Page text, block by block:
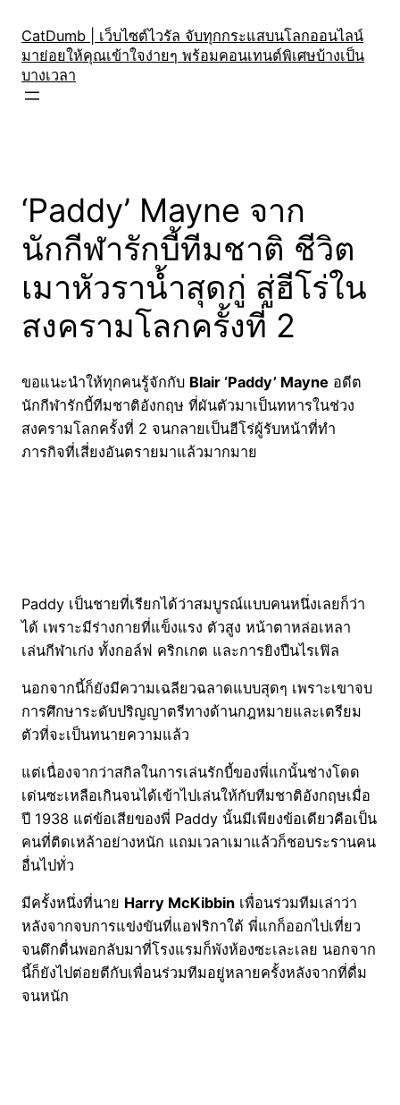
content
CatDumb | เว็บไซต์ไวรัล จับทุกกระแสบนโลกออนไลน์
มาย่อยให้คุณเข้าใจง่ายๆ พร้อมคอนเทนต์พิเศษบ้างเป็น
บางเวลา
‘Paddy’ Mayne จาก
นักกีฬารักบี้ทีมชาติ ชีวิต
เมาหัวราน้ำสุดกู่ สู่ฮีโร่ใน
สงครามโลกครั้งที่ 2
ขอแนะนำให้ทุกคนรู้จักกับ Blair ‘Paddy’ Mayne อดีต
นักกีฬารักบี้ทีมชาติอังกฤษ ที่ผันตัวมาเป็นทหารในช่วง
สงครามโลกครั้งที่ 2 จนกลายเป็นฮีโร่ผู้รับหน้าที่ทำ
ภารกิจที่เสี่ยงอันตรายมาแล้วมากมาย
Paddy เป็นชายที่เรียกได้ว่าสมบูรณ์แบบคนหนึ่งเลยก็ว่า
ได้ เพราะมีร่างกายที่แข็งแรง ตัวสูง หน้าตาหล่อเหลา
เล่นกีฬาเก่ง ทั้งกอล์ฟ คริกเกต และการยิงปืนไรเฟิล
นอกจากนี้ก็ยังมีความเฉลียวฉลาดแบบสุดๆ เพราะเขาจบ
การศึกษาระดับปริญญาตรีทางด้านกฎหมายและเตรียม
ตัวที่จะเป็นทนายความแล้ว
แต่เนื่องจากว่าสกิลในการเล่นรักบี้ของพี่แกนั้นช่างโดด
เด่นซะเหลือเกินจนได้เข้าไปเล่นให้กับทีมชาติอังกฤษเมื่อ
ปี 1938 แต่ข้อเสียของพี่ Paddy นั้นมีเพียงข้อเดียวคือเป็น
คนที่ติดเหล้าอย่างหนัก แถมเวลาเมาแล้วก็ชอบระรานคน
อื่นไปทั่ว
มีครั้งหนึ่งที่นาย Harry McKibbin เพื่อนร่วมทีมเล่าว่า
หลังจากจบการแข่งขันที่แอฟริกาใต้ พี่แกก็ออกไปเที่ยว
จนดึกดื่นพอกลับมาที่โรงแรมก็พังห้องซะเละเลย นอกจาก
นี้ก็ยังไปต่อยตีกับเพื่อนร่วมทีมอยู่หลายครั้งหลังจากที่ดื่ม
จนหนัก